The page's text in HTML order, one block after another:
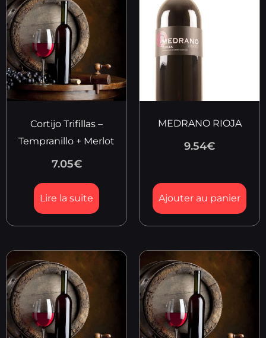
Cortijo Trifillas –
Tempranillo + Merlot
7.05€
Lire la suite
MEDRANO RIOJA
9.54€
Ajouter au panier